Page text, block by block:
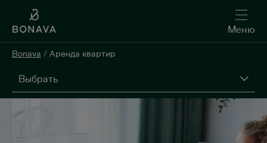
Меню
Bonava / Аренда квартир
Выбрать